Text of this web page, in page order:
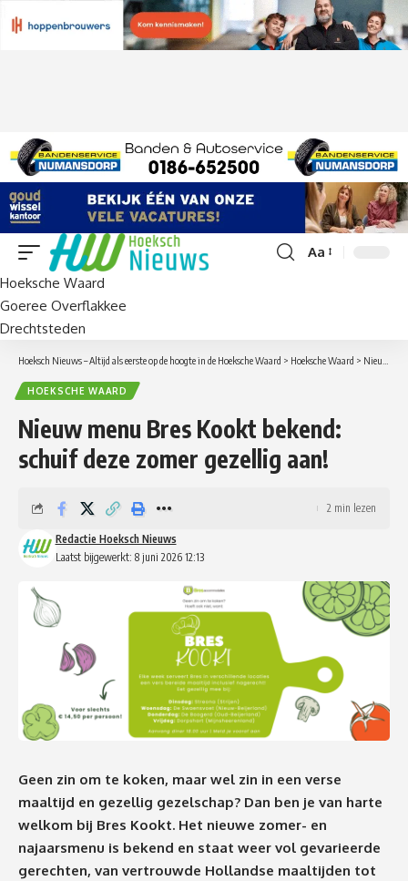
Lettergrootte
Aa
Hoeksche Waard
Goeree Overflakkee
Drechtsteden
Hoeksch Nieuws – Altijd als eerste op de hoogte in de Hoeksche Waard > Hoeksche Waard > Nieuw menu Bres Kookt bekend: schuif deze zomer gezellig aan!
HOEKSCHE WAARD
Nieuw menu Bres Kookt bekend:
schuif deze zomer gezellig aan!
Laatst bijgewerkt: 8 juni 2026 12:13
Redactie Hoeksch Nieuws
2 min lezen
Geen zin om te koken, maar wel zin in een verse
maaltijd en gezellig gezelschap? Dan ben je van harte
welkom bij Bres Kookt. Het nieuwe zomer- en
najaarsmenu is bekend en staat weer vol gevarieerde
gerechten, van vertrouwde Hollandse maaltijden tot